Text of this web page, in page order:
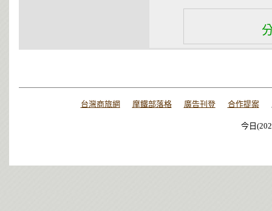
台灣商旅網 摩鐵部落格 廣告刊登 合作提案
今日